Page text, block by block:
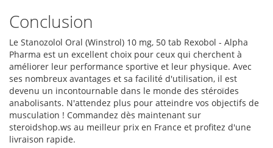
Conclusion
Le Stanozolol Oral (Winstrol) 10 mg, 50 tab Rexobol - Alpha
Pharma est un excellent choix pour ceux qui cherchent à
améliorer leur performance sportive et leur physique. Avec
ses nombreux avantages et sa facilité d'utilisation, il est
devenu un incontournable dans le monde des stéroïdes
anabolisants. N'attendez plus pour atteindre vos objectifs de
musculation ! Commandez dès maintenant sur
steroidshop.ws au meilleur prix en France et profitez d'une
livraison rapide.